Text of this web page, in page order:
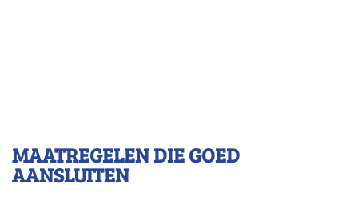
MAATREGELEN DIE GOED
AANSLUITEN